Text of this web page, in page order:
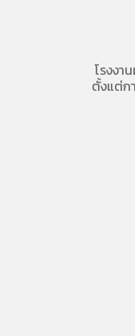
โรงงา
ตั้งแต่ก